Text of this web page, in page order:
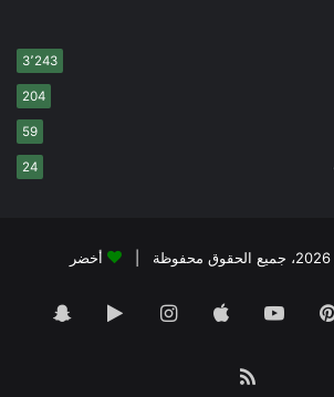
3٬243
204
59
24
| أخضر
بينتيريستيوتيوب انستقرام‏Google
ملخص